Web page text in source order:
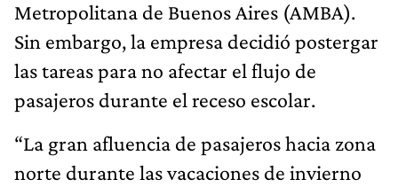
Metropolitana de Buenos Aires (AMBA).
Sin embargo, la empresa decidió postergar
las tareas para no afectar el flujo de
pasajeros durante el receso escolar.
“La gran afluencia de pasajeros hacia zona
norte durante las vacaciones de invierno